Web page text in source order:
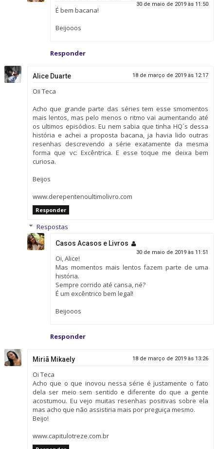
30 de maio de 2019 às 11:50
É bem bacana!
Beijooos
Responder
Alice Duarte 18 de março de 2019 às 12:17
Oii Teca
Acho que grande parte das séries tem esse smomentos
mais lentos, mas pelo menos o ritmo vai aumentando até
os ultimos episódios. Eu nem sabia que tinha HQ`s dessa
história e achei a proposta bacana, ja havia lido outras
resenhas descrevendo a série exatamente da mesma
forma que vc: Excêntrica. E esse toque me deixa bem
curiosa.
Beijos
www.derepentenoultimolivro.com
Responder
Respostas
Casos Acasos e Livros
30 de maio de 2019 às 11:51
Oi, Alice!
Mas momentos mais lentos fazem parte de uma
história.
Sempre corrido até cansa, né?
É um excêntrico bem legal!
Beijooos
Responder
Miriã Mikaely 18 de março de 2019 às 13:26
Oi Teca
Acho que o que inovou nessa série é justamente o fato
dela ser meio sem sentido e diferente do que a gente
acostumou. Eu vejo muitas resenhas positivas sobre ela
mas acho que não assistiria mais por preguiça mesmo.
Beijo!
www.capitulotreze.com.br